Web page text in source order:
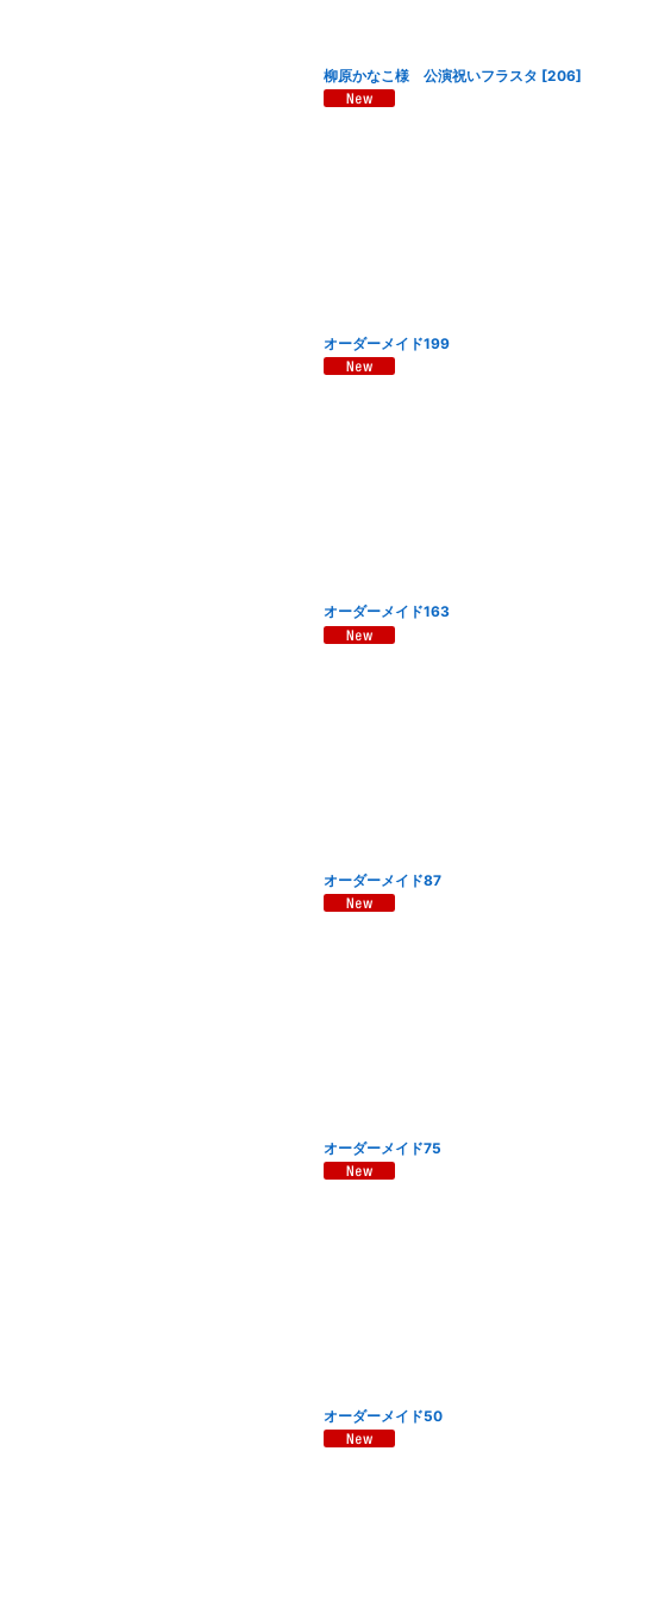
柳原かなこ様 公演祝いフラスタ [206]
オーダーメイド199
オーダーメイド163
オーダーメイド87
オーダーメイド75
オーダーメイド50